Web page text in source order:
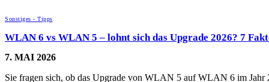
Sonstiges - Tipps
WLAN 6 vs WLAN 5 – lohnt sich das Upgrade 2026? 7
7. MAI 2026
Sie fragen sich, ob das Upgrade von WLAN 5 auf WLAN 6 im